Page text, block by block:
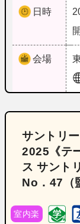
日時
会場
サントリ
2025《テ
ス サント
No．47（
室内楽